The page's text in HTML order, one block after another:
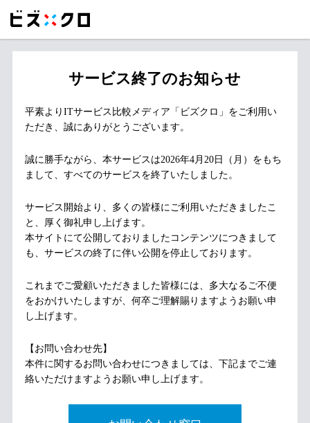
サービス終了のお知らせ
平素よりITサービス比較メディア「ビズクロ」をご利用い
ただき、誠にありがとうございます。
誠に勝手ながら、本サービスは2026年4月20日（月）をもち
まして、すべてのサービスを終了いたしました。
サービス開始より、多くの皆様にご利用いただきましたこ
と、厚く御礼申し上げます。
本サイトにて公開しておりましたコンテンツにつきまして
も、サービスの終了に伴い公開を停止しております。
これまでご愛顧いただきました皆様には、多大なるご不便
をおかけいたしますが、何卒ご理解賜りますようお願い申
し上げます。
【お問い合わせ先】
本件に関するお問い合わせにつきましては、下記までご連
絡いただけますようお願い申し上げます。